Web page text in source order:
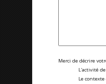
Merci de décrire
L'activité
Le